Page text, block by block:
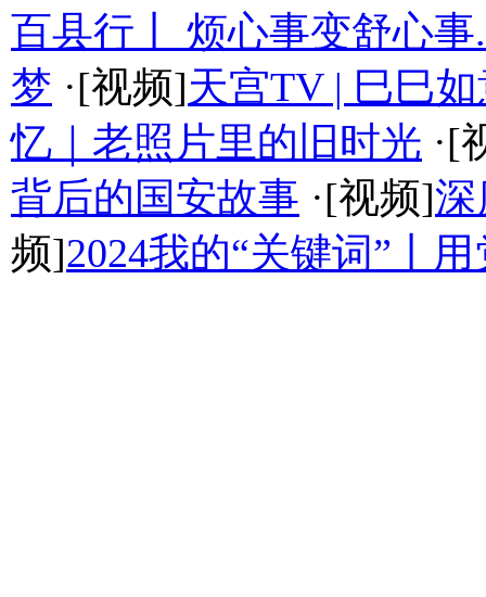
百县行丨 烦心事变舒心事
梦 ·[视频]天宫TV | 巳巳
忆｜老照片里的旧时光 ·[
背后的国安故事 ·[视频]深
频]2024我的“关键词”丨